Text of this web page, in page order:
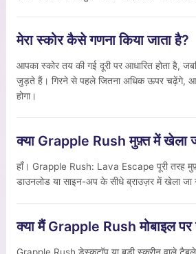
मेरा स्कोर कैसे गणना किया जाता है?
आपका स्कोर तय की गई दूरी पर आधारित होता है,
जुड़ते हैं। गिरने से पहले जितना अधिक ऊपर चढ़ेंगे,
होगा।
क्या Grapple Rush मुफ़्त में खेला
हाँ। Grapple Rush: Lava Escape पूरी तरह
डाउनलोड या साइन-अप के सीधे ब्राउज़र में खेला जा
क्या मैं Grapple Rush मोबाइल